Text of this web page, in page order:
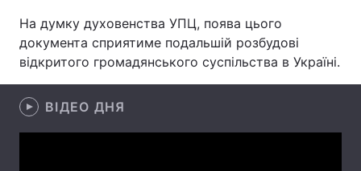
Головна Війна
Україна Політика
Економіка
На думку духовенства УПЦ, поява цього
документа сприятиме подальшій розбудові
відкритого громадянського суспільства в Україні.
ВІДЕО ДНЯ